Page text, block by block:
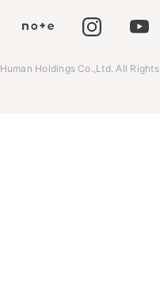
Holdings Co.,Ltd. All Rights